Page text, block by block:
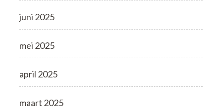
juni 2025
mei 2025
april 2025
maart 2025